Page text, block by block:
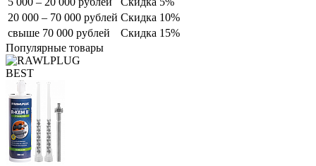
20 000 – 70 000 рублей Скидка 10%
свыше 70 000 рублей
Скидка 15%
Популярные товары
BEST